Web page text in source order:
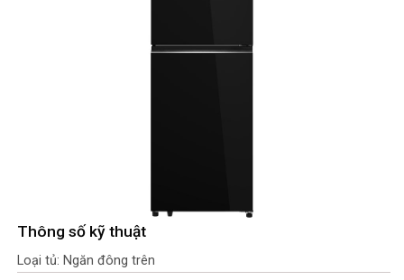
Thông số kỹ thuật
Loại tủ: Ngăn đông trên